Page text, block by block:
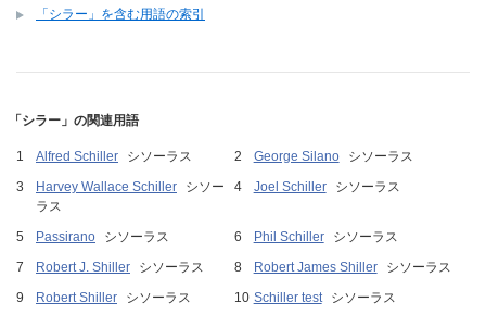
「シラー」を含む用語の索引
「シラー」の関連用語
Alfred Schiller シソーラス George Silano
シソーラス
Harvey Wallace Schiller
シソー
ラス
Joel Schiller シソーラス
Passirano シソーラス Phil Schiller
シソーラス
Robert J. Shiller
シソーラス Robert James Shiller
シソーラス
Robert Shiller
シソーラス Schiller test シソーラス